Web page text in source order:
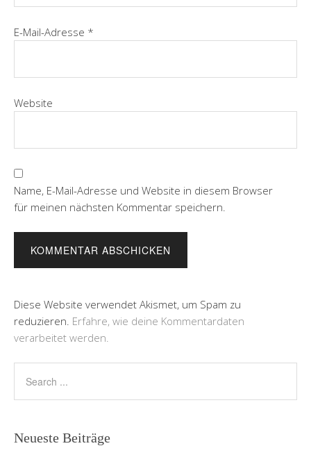
E-Mail-Adresse *
Website
Name, E-Mail-Adresse und Website in diesem Browser
für meinen nächsten Kommentar speichern.
Diese Website verwendet Akismet, um Spam zu
reduzieren. Erfahre, wie deine Kommentardaten
verarbeitet werden.
Neueste Beiträge